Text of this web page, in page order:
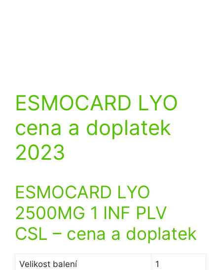
ESMOCARD LYO
cena a doplatek
2023
ESMOCARD LYO
2500MG 1 INF PLV
CSL – cena a doplatek
Velikost balení 1